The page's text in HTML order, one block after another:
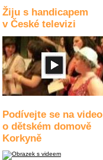
Žiju s handicapem
v České televizi
Podívejte se na video
o dětském domově
Korkyně